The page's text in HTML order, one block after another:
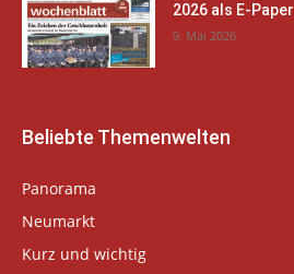
2026 als E-Paper
9. Mai 2026
Beliebte Themenwelten
Panorama
Neumarkt
Kurz und wichtig